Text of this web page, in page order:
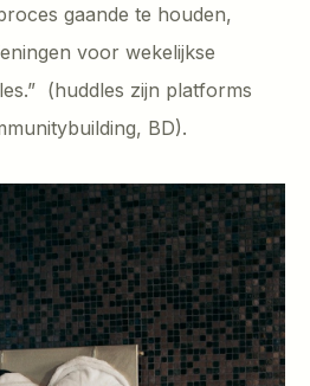
gaande te houden,
voor wekelijkse
(huddles zijn platforms
BD).